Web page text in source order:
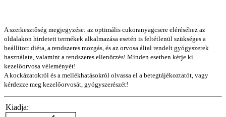
A szerkesztőség megjegyzése: az optimális cukoranyagcsere eléréséhez az
oldalakon hirdetett termékek alkalmazása esetén is feltétlenül szükséges a
beállított diéta, a rendszeres mozgás, és az orvosa által rendelt gyógyszerek
használata, valamint a rendszeres ellenőrzés! Minden esetben kérje ki
kezelőorvosa véleményét!
A kockázatokról és a mellékhatásokról olvassa el a betegtájékoztatót, vagy
kérdezze meg kezelőorvosát, gyógyszerészét!
Kiadja: